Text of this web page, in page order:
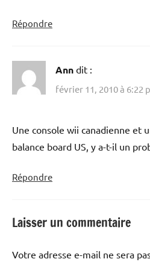
Répondre
Ann dit :
février 11, 2010 à 6:22
Une console wii canadienne et
balance board US, y a-t-il un
Répondre
Laisser un commentaire
Votre adresse e-mail ne sera